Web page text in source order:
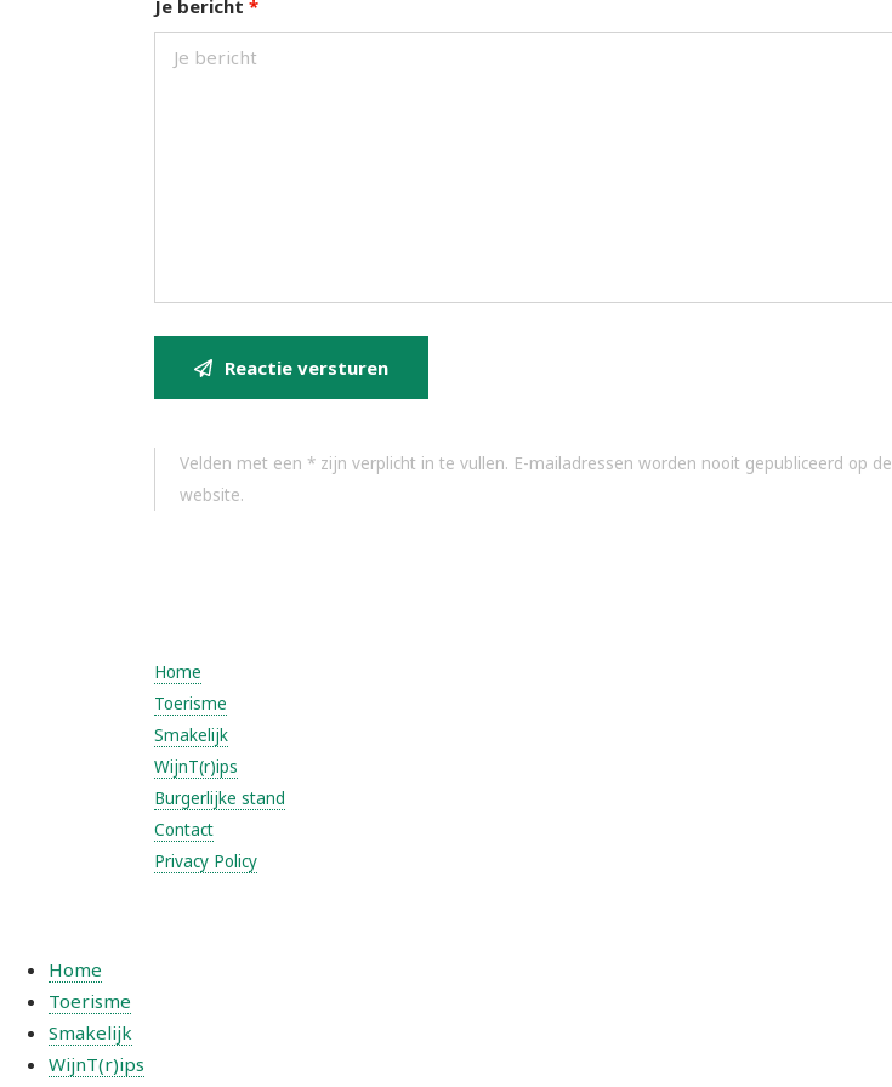
Je bericht *
Reactie versturen
Velden met een * zijn verplicht in te vullen. E-mailadressen worden nooit gepubliceerd op de
website.
Home
Toerisme
Smakelijk
WijnT(r)ips
Burgerlijke stand
Contact
Privacy Policy
Home
Toerisme
Smakelijk
WijnT(r)ips